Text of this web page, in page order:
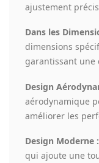
ajustement
Dans les
dimensions
garantissant une
Design
aérodynamique
améliorer les
Design Moderne :
qui ajoute une